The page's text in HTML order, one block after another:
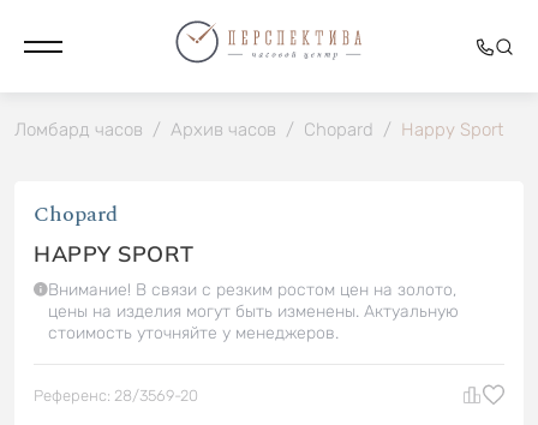
Ломбард часов / Архив часов / Chopard / Happy Sport
Chopard
HAPPY SPORT
Внимание! В связи с резким ростом цен на золото,
цены на изделия могут быть изменены. Актуальную
стоимость уточняйте у менеджеров.
Референс: 28/3569-20